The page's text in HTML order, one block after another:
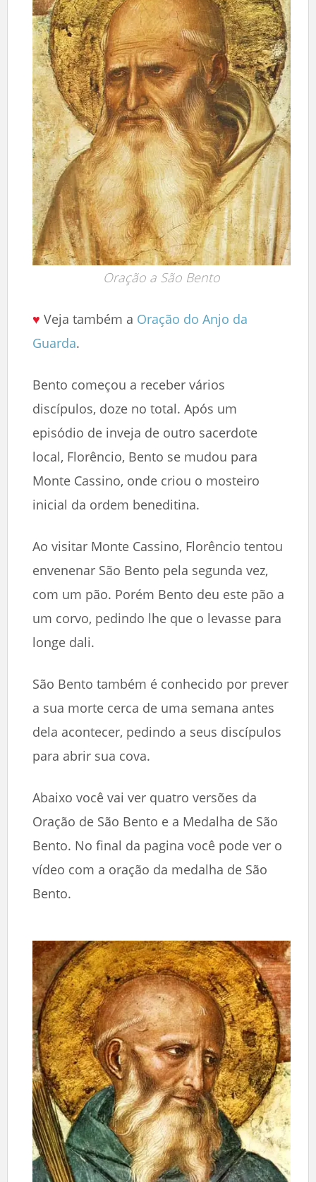
Oração a São Bento
♥ Veja também a Oração do Anjo da
Guarda.
Bento começou a receber vários
discípulos, doze no total. Após um
episódio de inveja de outro sacerdote
local, Florêncio, Bento se mudou para
Monte Cassino, onde criou o mosteiro
inicial da ordem beneditina.
Ao visitar Monte Cassino, Florêncio tentou
envenenar São Bento pela segunda vez,
com um pão. Porém Bento deu este pão a
um corvo, pedindo lhe que o levasse para
longe dali.
São Bento também é conhecido por prever
a sua morte cerca de uma semana antes
dela acontecer, pedindo a seus discípulos
para abrir sua cova.
Abaixo você vai ver quatro versões da
Oração de São Bento e a Medalha de São
Bento. No final da pagina você pode ver o
vídeo com a oração da medalha de São
Bento.